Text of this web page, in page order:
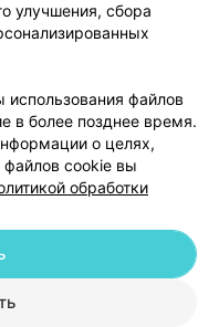
103.by
данных
| 220012, Республика Беларусь,
улучшения, сбора
файлов
в более позднее время.
о целях,
файлов cookie вы
обработки